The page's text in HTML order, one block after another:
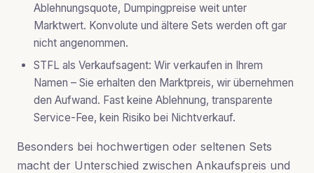
Ablehnungsquote, Dumpingpreise weit unter
Marktwert. Konvolute und ältere Sets werden oft gar
nicht angenommen.
STFL als Verkaufsagent: Wir verkaufen in Ihrem
Namen – Sie erhalten den Marktpreis, wir übernehmen
den Aufwand. Fast keine Ablehnung, transparente
Service-Fee, kein Risiko bei Nichtverkauf.
Besonders bei hochwertigen oder seltenen Sets
macht der Unterschied zwischen Ankaufspreis und